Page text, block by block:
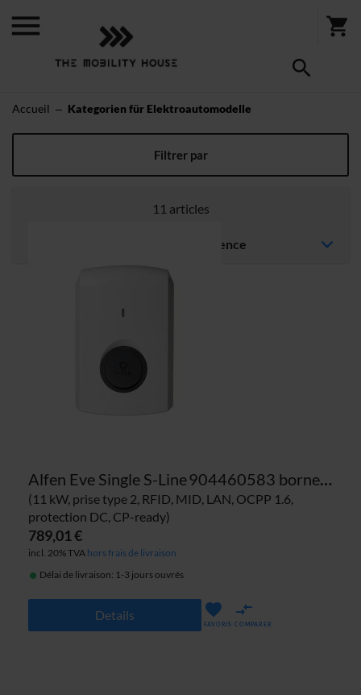
Accueil Kategorien für Elektroautomodelle
11 articles
Alfen Eve Single S-Line 904460583 borne de recharge
(11 kW, prise type 2, RFID, MID, LAN, OCPP 1.6,
protection DC, CP-ready)
789,01 €
incl. 20% TVA hors frais de livraison
Délai de livraison: 1-3 jours ouvrés
Details
FAVORIS COMPARER
Filtrer par